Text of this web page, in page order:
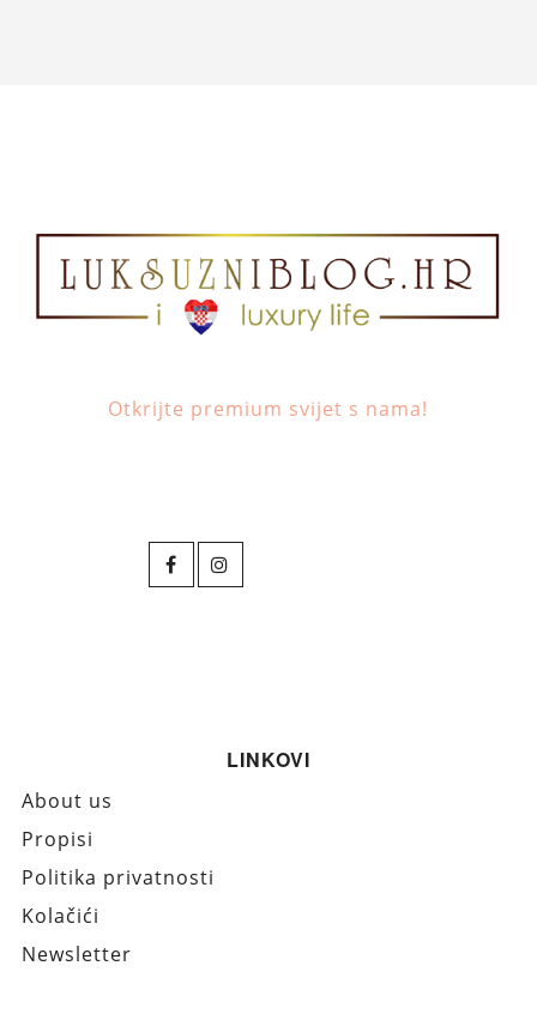
Otkrijte premium svijet s nama!
LINKOVI
About us
Propisi
Politika privatnosti
Kolačići
Newsletter